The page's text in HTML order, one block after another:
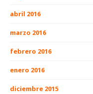
abril 2016
marzo 2016
febrero 2016
enero 2016
diciembre 2015